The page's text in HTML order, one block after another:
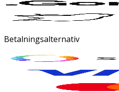
Betalningsalternativ